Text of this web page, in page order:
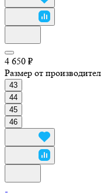
4 650 ₽
Размер от
43
44
45
46